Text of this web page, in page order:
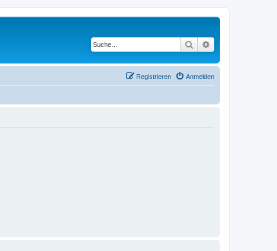
Suche
Anmelden
Registrieren